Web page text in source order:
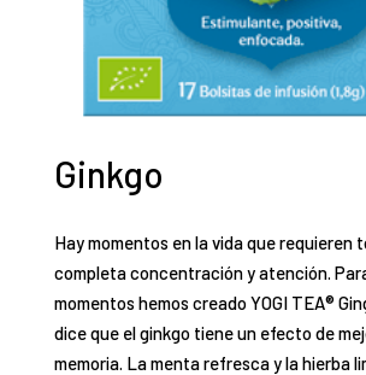
Ginkgo
Hay momentos en la vida que requieren
completa concentración y atención.
momentos hemos creado YOGI TEA®
dice que el ginkgo tiene un efecto de
memoria. La menta refresca y la hierba